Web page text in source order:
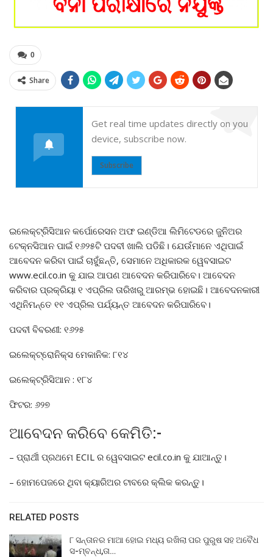
0
Share
Get real time updates directly on you
device, subscribe now.
Subscribe
ଇଲେକ୍ଟ୍ରିସିଆନ କର୍ପୋରେସନ ଅଫ ଇଣ୍ଡିଆ ଲିମିଟେଡରେ ଜୁନିଅର
ଟେକ୍ନସିଆନ ପାଇଁ ୧୬୨୫ଟି ପଦବୀ ଖାଲି ପଡିଛି। ଯେଉଁମାନେ ଏଥିପାଇଁ
ଆବେଦନ କରିବା ପାଇଁ ଚାହୁଁଛନ୍ତି, ସେମାନେ ଅଧିକାରକ ୱେବସାଇଟ
www.ecil.co.in କୁ ଯାଇ ଆପଣ ଆବେଦନ କରିପାରିବେ। ଆବେଦନ
କରିବାର ପ୍ରକ୍ରିୟା ୧ ଏପ୍ରିଲ ତାରିଖରୁ ଆରମ୍ଭ ହୋଇଛି। ଆବେଦନକାରୀ
ଏଥିନିମନ୍ତେ ୧୧ ଏପ୍ରିଲ ପର୍ଯ୍ୟନ୍ତ ଆବେଦନ କରିପାରିବେ।
ପଦବୀ ବିବରଣୀ: ୧୬୨୫
ଇଲେକ୍ଟ୍ରୋନିକ୍ସ ମେକାନିକ: ୮୧୪
ଇଲେକ୍ଟ୍ରିସିଆନ : ୧୮୪
ଫିଟର: ୬୨୭
ଆବେଦନ କରିବେ କେମିତି:-
– ପ୍ରାର୍ଥୀ ପ୍ରଥମେ ECIL ର ୱେବସାଇଟ ecil.co.in କୁ ଯାଆନ୍ତୁ।
– ହୋମପେଜରେ ଥିବା କ୍ୟାରିଅର ଟାବରେ କ୍ଲିକ କରନ୍ତୁ।
RELATED POSTS
୮ ସନ୍ତାନର ମାଆ ହୋଇ ମଧ୍ୟ ରଖିଲା ପର ପୁରୁଷ ସହ ଅବୈଧ
ସ-ମ୍ବନ୍ଧ,ତା…